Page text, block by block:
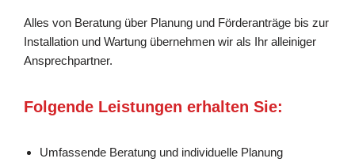
Alles von Beratung über Planung und Förderanträge bis zur
Installation und Wartung übernehmen wir als Ihr alleiniger
Ansprechpartner.
Folgende Leistungen erhalten Sie:
Umfassende Beratung und individuelle Planung